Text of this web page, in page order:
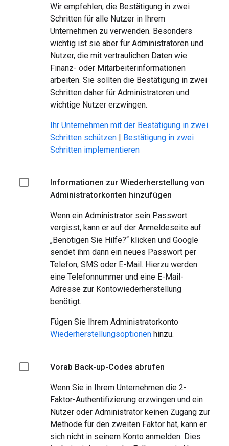
Wir empfehlen, die Bestätigung in zwei
Schritten für alle Nutzer in Ihrem
Unternehmen zu verwenden. Besonders
wichtig ist sie aber für Administratoren und
Nutzer, die mit vertraulichen Daten wie
Finanz- oder Mitarbeiterinformationen
arbeiten. Sie sollten die Bestätigung in zwei
Schritten daher für Administratoren und
wichtige Nutzer erzwingen.
Ihr Unternehmen mit der Bestätigung in zwei
Schritten schützen | Bestätigung in zwei
Schritten implementieren
Informationen zur Wiederherstellung von
Administratorkonten hinzufügen
Wenn ein Administrator sein Passwort
vergisst, kann er auf der Anmeldeseite auf
„Benötigen Sie Hilfe?“ klicken und Google
sendet ihm dann ein neues Passwort per
Telefon, SMS oder E-Mail. Hierzu werden
eine Telefonnummer und eine E-Mail-
Adresse zur Kontowiederherstellung
benötigt.
Fügen Sie Ihrem Administratorkonto
Wiederherstellungsoptionen hinzu.
Vorab Back-up-Codes abrufen
Wenn Sie in Ihrem Unternehmen die 2-
Faktor-Authentifizierung erzwingen und ein
Nutzer oder Administrator keinen Zugang zur
Methode für den zweiten Faktor hat, kann er
sich nicht in seinem Konto anmelden. Dies